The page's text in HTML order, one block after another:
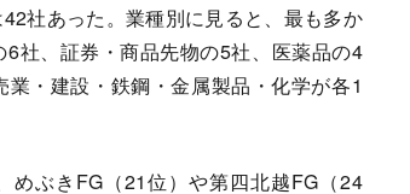
社あった。業種別に見ると、最も多か
社、証券・商品先物の5社、医薬品の4
・建設・鉄鋼・金属製品・化学が各1
ぶきFG（21位）や第四北越FG（24